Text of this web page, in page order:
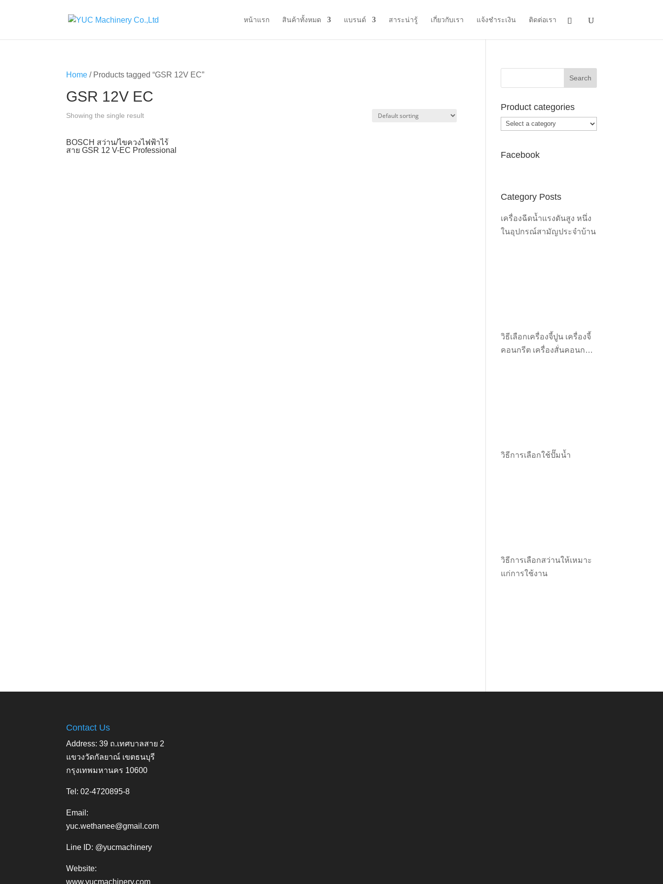
หน้าแรก สินค้าทั้งหมด แบรนด์ สาระน่ารู้ เกี่ยวกับเรา แจ้งชำระเงิน ติดต่อเรา
Home / Products tagged “GSR 12V EC”
GSR 12V EC
Showing the single result
BOSCH สว่าน/ไขควงไฟฟ้าไร้
สาย GSR 12 V-EC Professional
Product categories
Facebook
Category Posts
เครื่องฉีดน้ำแรงดันสูง หนึ่ง
ในอุปกรณ์สามัญประจำบ้าน
วิธีเลือกเครื่องจี้ปูน เครื่องจี้
คอนกรีต เครื่องสั่นคอนกรีต
วิธีการเลือกใช้ปั๊มน้ำ
วิธีการเลือกสว่านให้เหมาะ
แก่การใช้งาน
Contact Us
Address: 39 ถ.เทศบาลสาย 2
แขวงวัดกัลยาณ์ เขตธนบุรี
กรุงเทพมหานคร 10600
Tel: 02-4720895-8
Email:
yuc.wethanee@gmail.com
Line ID: @yucmachinery
Website:
www.yucmachinery.com